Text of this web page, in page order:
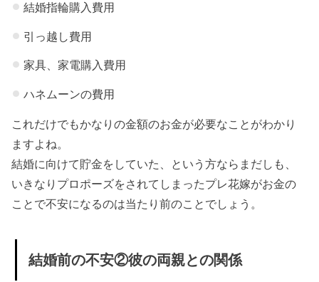
なる
» 結婚前
の不安
方法③
彼に対
安を正
直に話
す
の不安
結婚指輪購入費用
引っ越し費用
家具、家電購入費用
ハネムーンの費用
これだけでもかなりの金額のお金が必要なことがわかり
ますよね。
結婚に向けて貯金をしていた、という方ならまだしも、
いきなりプロポーズをされてしまったプレ花嫁がお金の
ことで不安になるのは当たり前のことでしょう。
結婚前の不安②彼の両親との関係